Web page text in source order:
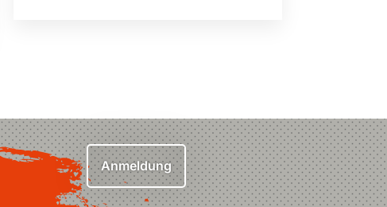
Anmeldung